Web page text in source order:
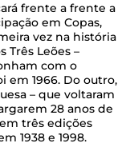
frente a frente a
em Copas,
vez na história
Três Leões –
com o
em 1966. Do outro,
– que voltaram
28 anos de
três edições
1938 e 1998.